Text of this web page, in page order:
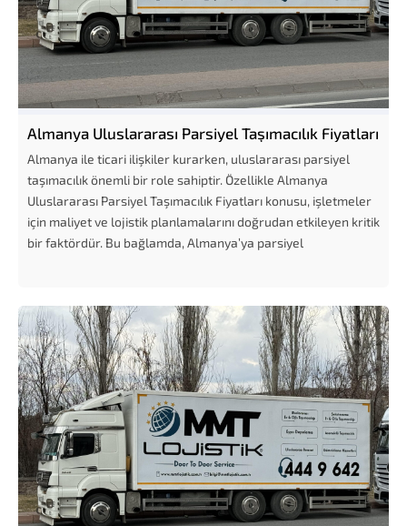
Almanya Uluslararası Parsiyel Taşımacılık Fiyatları
Almanya ile ticari ilişkiler kurarken, uluslararası parsiyel
taşımacılık önemli bir role sahiptir. Özellikle Almanya
Uluslararası Parsiyel Taşımacılık Fiyatları konusu, işletmeler
için maliyet ve lojistik planlamalarını doğrudan etkileyen kritik
bir faktördür. Bu bağlamda, Almanya’ya parsiyel